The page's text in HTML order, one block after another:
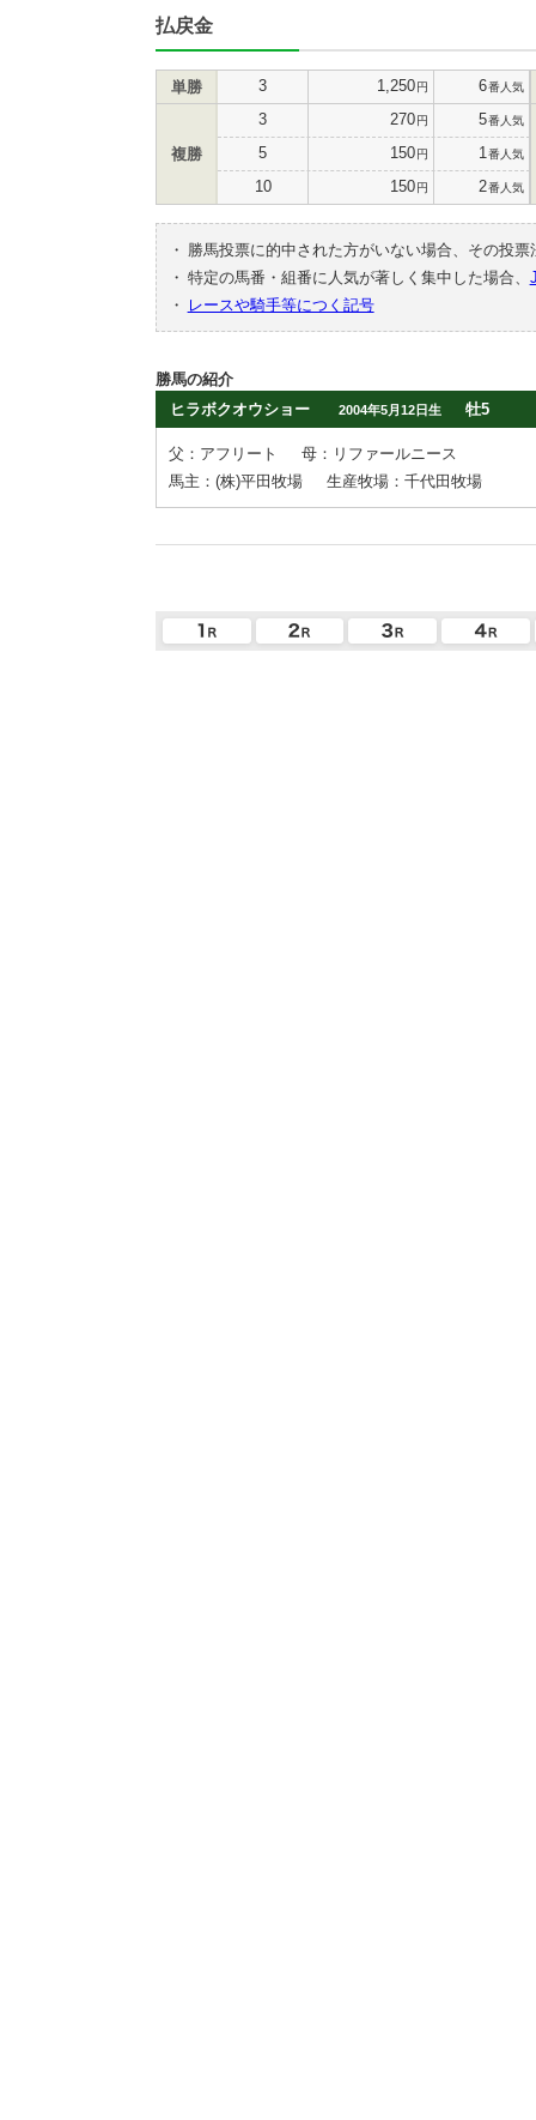
払戻金
単勝 3 1,250円 6番人気
複勝
3 270円 5番人気
5 150円 1 番人気
10 150円 2番人気
・
勝馬投票に的中された方がいない場合、その投
・ 特定の馬番・組番に人気が著しく集中した場合、
・
レースや騎手等につく記号
勝馬の紹介
ヒラボクオウショー
2004年5月12日生 牡5
父：アフリート
母：リファールニース
馬主：(株)平田牧場
生産牧場：千代田牧場